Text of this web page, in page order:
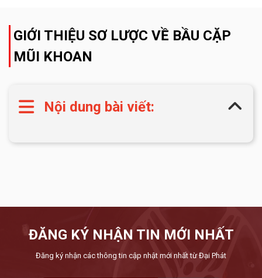
GIỚI THIỆU SƠ LƯỢC VỀ BẦU CẶP
MŨI KHOAN
Nội dung bài viết:
ĐĂNG KÝ NHẬN TIN MỚI NHẤT
Đăng ký nhận các thông tin cập nhật mới nhất từ Đại Phát